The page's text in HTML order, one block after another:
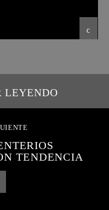
LEYENDO
TENDENCIA